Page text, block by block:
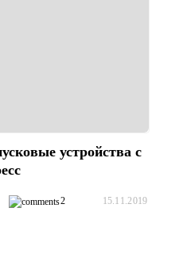
устройства с
2 15.11.2019